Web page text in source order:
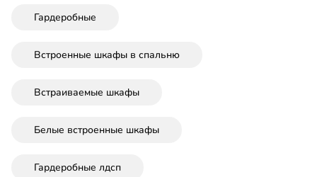
Гардеробные
Встроенные шкафы в спальню
Встраиваемые шкафы
Белые встроенные шкафы
Гардеробные лдсп